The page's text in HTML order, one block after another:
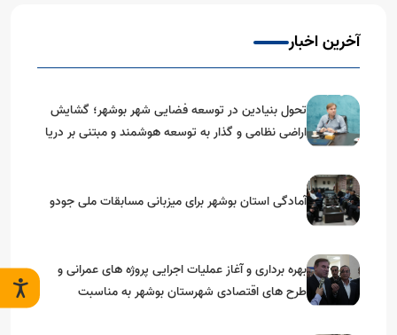
آخرین اخبار
تحول بنیادین در توسعه فضایی شهر بوشهر؛ گشایش
اراضی نظامی و گذار به توسعه هوشمند و مبتنی بر دریا
آمادگی استان بوشهر برای میزبانی مسابقات ملی جودو
بهره برداری و آغاز عملیات اجرایی پروژه های عمرانی و
طرح های اقتصادی شهرستان بوشهر به مناسبت